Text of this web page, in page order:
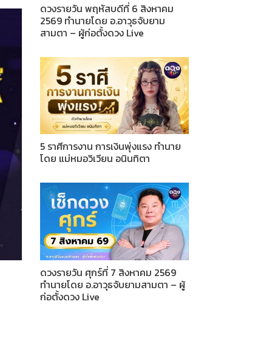
ดวงรายวัน พฤหัสบดีที่ 6 สิงหาคม
2569 ทำนายโดย อ.อาวุธจับยาม
สามตา – ผู้ก่อตั้งดวง Live
5 ราศีการงาน การเงินพุ่งแรง ทำนาย
โดย แม่หมอวิเวียน อนินทิตา
ดวงรายวัน ศุกร์ที่ 7 สิงหาคม 2569
ทำนายโดย อ.อาวุธจับยามสามตา – ผู้
ก่อตั้งดวง Live